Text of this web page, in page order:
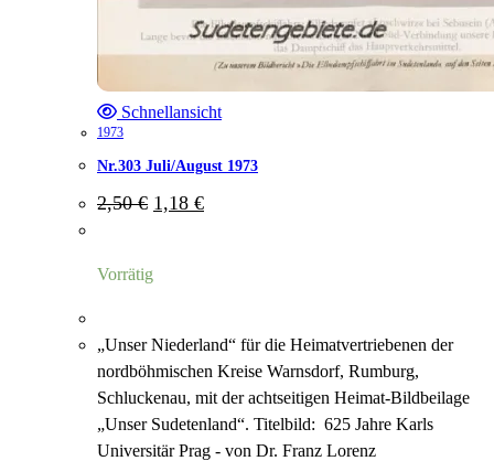
Schnellansicht
1973
Nr.303 Juli/August 1973
2,50€ Ursprünglicher
Preis
1,18 €Aktueller
Preis
Vorrätig
„Unser Niederland“ für die Heimatvertriebenen der
nordböhmischen Kreise Warnsdorf, Rumburg,
Schluckenau, mit der achtseitigen Heimat-Bildbeilage
„Unser Sudetenland“. Titelbild: 625 Jahre Karls
Universitär Prag - von Dr. Franz Lorenz